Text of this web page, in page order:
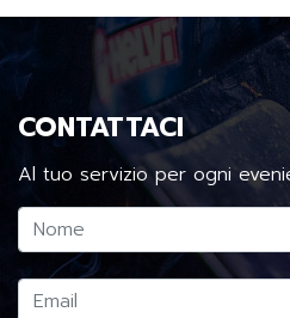
CONTATTACI
Al tuo servizio per ogni